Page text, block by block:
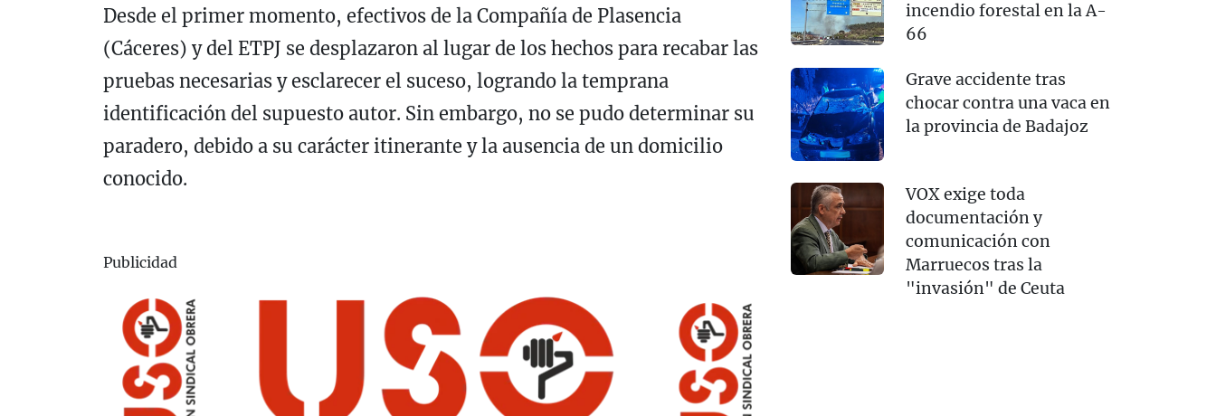
Desde el primer momento, efectivos de la Compañía de Plasencia
(Cáceres) y del ETPJ se desplazaron al lugar de los hechos para recabar las
pruebas necesarias y esclarecer el suceso, logrando la temprana
identificación del supuesto autor. Sin embargo, no se pudo determinar su
paradero, debido a su carácter itinerante y la ausencia de un domicilio
conocido.
Publicidad
incendio forestal en la A-
66
Grave accidente tras
chocar contra una vaca en
la provincia de Badajoz
VOX exige toda
documentación y
comunicación con
Marruecos tras la
"invasión" de Ceuta